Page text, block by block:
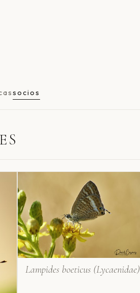
socios
Lampides boeticus (Lycaenidae)